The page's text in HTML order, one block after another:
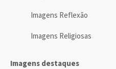
Imagens Reflexão
Imagens Religiosas
Imagens destaques